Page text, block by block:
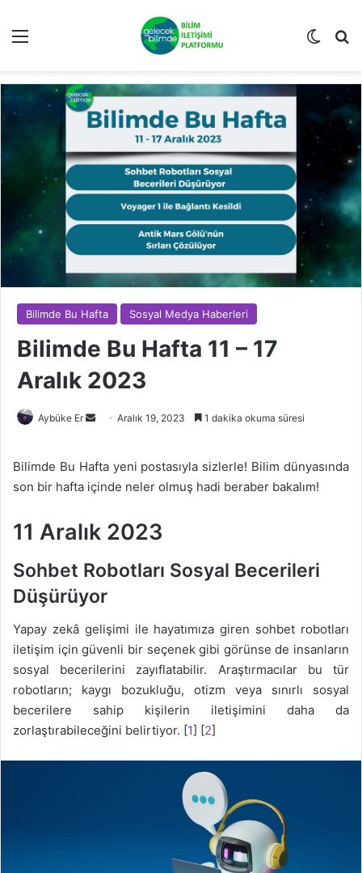
Menü Dış
Bilimde Bu Hafta Sosyal Medya Haberleri
Bilimde Bu Hafta 11 – 17
Aralık 2023
Aybüke Er
Bir
göndermek
Aralık 19, 2023 1 dakika okuma süresi
Bilimde Bu Hafta yeni postasıyla sizlerle! Bilim dünyasında
son bir hafta içinde neler olmuş hadi beraber bakalım!
11 Aralık 2023
Sohbet Robotları Sosyal Becerileri
Düşürüyor
Yapay zekâ gelişimi ile hayatımıza giren sohbet robotları
iletişim için güvenli bir seçenek gibi görünse de insanların
sosyal becerilerini zayıflatabilir. Araştırmacılar bu tür
robotların; kaygı bozukluğu, otizm veya sınırlı sosyal
becerilere sahip kişilerin iletişimini daha da
zorlaştırabileceğini belirtiyor. [1] [2]